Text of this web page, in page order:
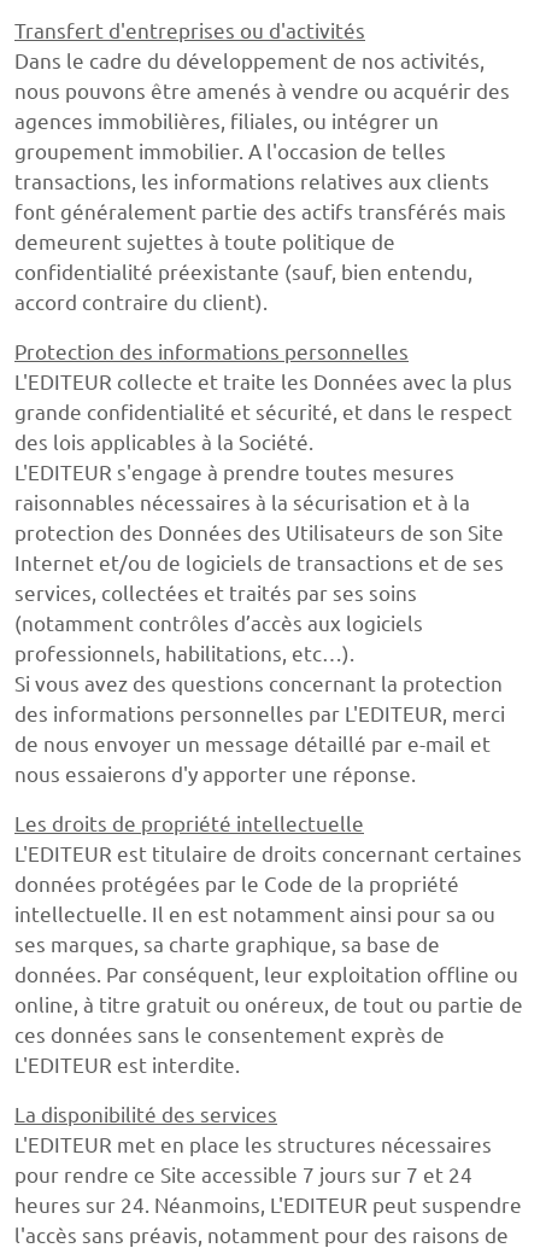
Transfert d'entreprises ou d'activités
Dans le cadre du développement de nos activités,
nous pouvons être amenés à vendre ou acquérir des
agences immobilières, filiales, ou intégrer un
groupement immobilier. A l'occasion de telles
transactions, les informations relatives aux clients
font généralement partie des actifs transférés mais
demeurent sujettes à toute politique de
confidentialité préexistante (sauf, bien entendu,
accord contraire du client).
Protection des informations personnelles
L'EDITEUR collecte et traite les Données avec la plus
grande confidentialité et sécurité, et dans le respect
des lois applicables à la Société.
L'EDITEUR s'engage à prendre toutes mesures
raisonnables nécessaires à la sécurisation et à la
protection des Données des Utilisateurs de son Site
Internet et/ou de logiciels de transactions et de ses
services, collectées et traités par ses soins
(notamment contrôles d’accès aux logiciels
professionnels, habilitations, etc…).
Si vous avez des questions concernant la protection
des informations personnelles par L'EDITEUR, merci
de nous envoyer un message détaillé par e-mail et
nous essaierons d'y apporter une réponse.
Les droits de propriété intellectuelle
L'EDITEUR est titulaire de droits concernant certaines
données protégées par le Code de la propriété
intellectuelle. Il en est notamment ainsi pour sa ou
ses marques, sa charte graphique, sa base de
données. Par conséquent, leur exploitation offline ou
online, à titre gratuit ou onéreux, de tout ou partie de
ces données sans le consentement exprès de
L'EDITEUR est interdite.
La disponibilité des services
L'EDITEUR met en place les structures nécessaires
pour rendre ce Site accessible 7 jours sur 7 et 24
heures sur 24. Néanmoins, L'EDITEUR peut suspendre
l'accès sans préavis, notamment pour des raisons de